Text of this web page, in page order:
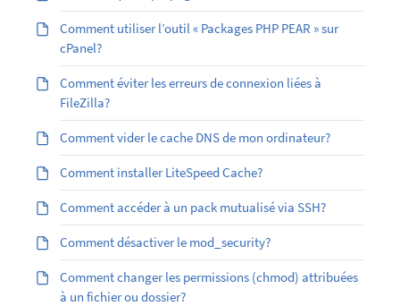
Comment utiliser l’outil « Packages PHP PEAR » sur
cPanel?
Comment éviter les erreurs de connexion liées à
FileZilla?
Comment vider le cache DNS de mon ordinateur?
Comment installer LiteSpeed Cache?
Comment accéder à un pack mutualisé via SSH?
Comment désactiver le mod_security?
Comment changer les permissions (chmod) attribuées
à un fichier ou dossier?